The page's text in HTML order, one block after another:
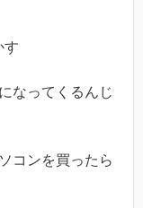
す
なってくるんじ
コンを買ったら